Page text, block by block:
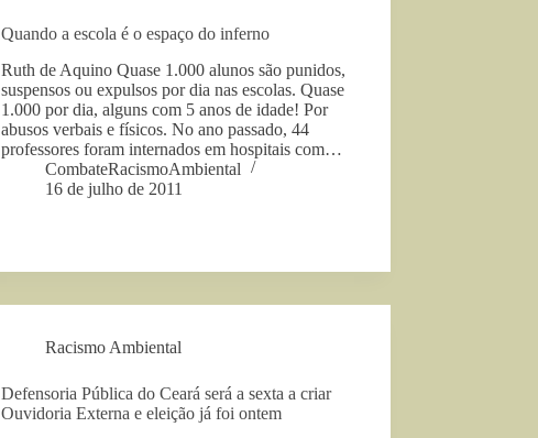
Quando a escola é o espaço do inferno
Ruth de Aquino Quase 1.000 alunos são punidos,
suspensos ou expulsos por dia nas escolas. Quase
1.000 por dia, alguns com 5 anos de idade! Por
abusos verbais e físicos. No ano passado, 44
professores foram internados em hospitais com…
CombateRacismoAmbiental
16 de julho de 2011
Racismo Ambiental
Defensoria Pública do Ceará será a sexta a criar
Ouvidoria Externa e eleição já foi ontem